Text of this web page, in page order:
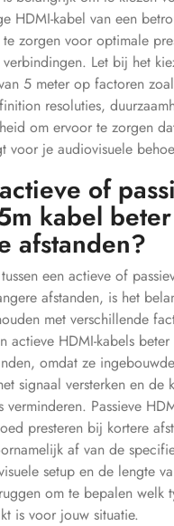
HDMI-kabel van een
zorgen voor optimale
Let bij het
5 meter op factoren
resoluties,
om ervoor te zorgen
voor je audiovisuele
of
kabel
afstanden?
een actieve of
afstanden, is het
met verschillende
actieve HDMI-kabels
omdat ze
signaal versterken en de
verminderen. Passieve
presteren bij kortere
af van de
setup en de lengte
om te bepalen welk
is voor jouw situatie.